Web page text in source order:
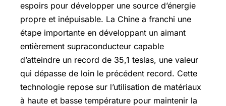
espoirs pour développer une source d’énergie
propre et inépuisable. La Chine a franchi une
étape importante en développant un aimant
entièrement supraconducteur capable
d’atteindre un record de 35,1 teslas, une valeur
qui dépasse de loin le précédent record. Cette
technologie repose sur l’utilisation de matériaux
à haute et basse température pour maintenir la